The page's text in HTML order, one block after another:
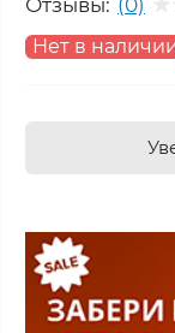
Нет в